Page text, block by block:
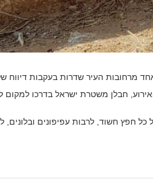
מרחובות העיר שדרות בעקבות דיווח
חבלן משטרת ישראל בדרכו למקום